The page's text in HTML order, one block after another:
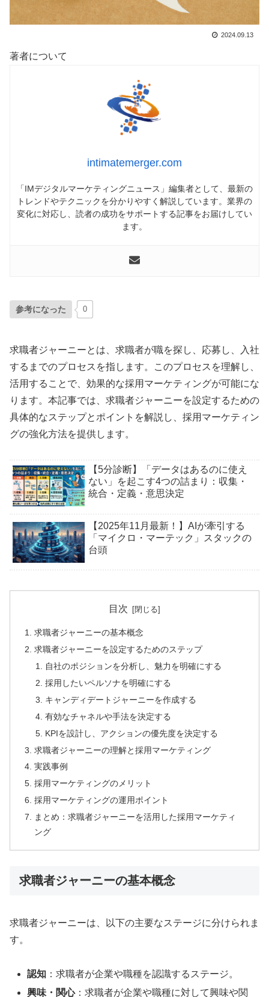
2024.09.13
著者について
intimatemerger.com
「IMデジタルマーケティングニュース」編集者として、最新の
トレンドやテクニックを分かりやすく解説しています。業界の
変化に対応し、読者の成功をサポートする記事をお届けしてい
ます。
参考になった 0
求職者ジャーニーとは、求職者が職を探し、応募し、入社
するまでのプロセスを指します。このプロセスを理解し、
活用することで、効果的な採用マーケティングが可能にな
ります。本記事では、求職者ジャーニーを設定するための
具体的なステップとポイントを解説し、採用マーケティン
グの強化方法を提供します。
【5分診断】「データはあるのに使え
ない」を起こす4つの詰まり：収集・
統合・定義・意思決定
【2025年11月最新！】AIが牽引する
「マイクロ・マーテック」スタックの
台頭
目次
求職者ジャーニーの基本概念
求職者ジャーニーを設定するためのステップ
自社のポジションを分析し、魅力を明確にする
採用したいペルソナを明確にする
キャンディデートジャーニーを作成する
有効なチャネルや手法を決定する
KPIを設計し、アクションの優先度を決定する
求職者ジャーニーの理解と採用マーケティング
実践事例
採用マーケティングのメリット
採用マーケティングの運用ポイント
まとめ：求職者ジャーニーを活用した採用マーケティ
ング
求職者ジャーニーの基本概念
求職者ジャーニーは、以下の主要なステージに分けられま
す。
認知 ：求職者が企業や職種を認識するステージ。
興味・関心：求職者が企業や職種に対して興味や関